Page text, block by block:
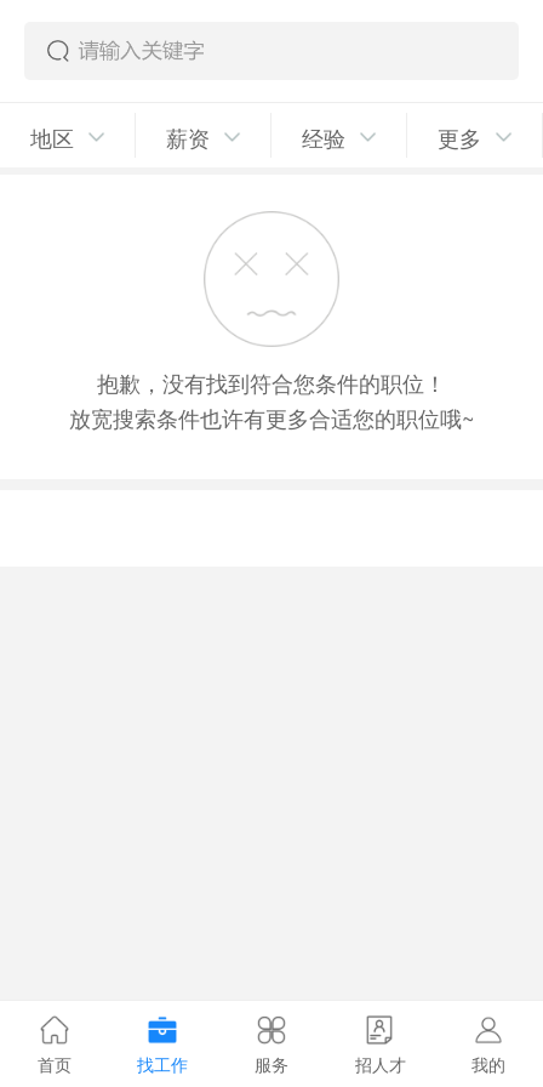
地区 薪资 经验 更多
抱歉，没有找到符合您条件的职位！
放宽搜索条件也许有更多合适您的职位哦~
首页 找工作 服务 招人才 我的